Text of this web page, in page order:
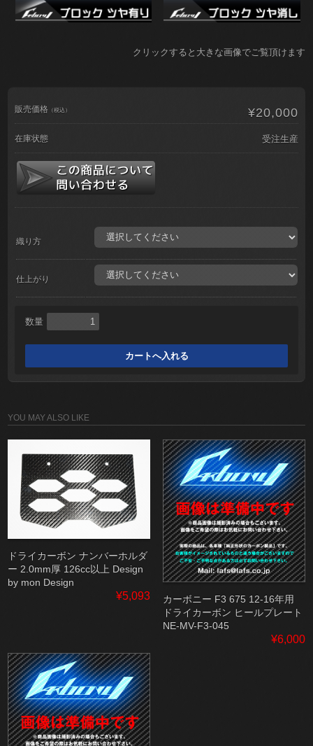
クリックすると大きな画像でご覧頂けます
販売価格 （税込） ¥20,000
在庫状態 受注生産
織り方
仕上がり
数量
YOU MAY ALSO LIKE
ドライカーボン ナンバーホルダ
ー 2.0mm厚 126cc以上 Design
by mon Design
¥5,093
カーボニー F3 675 12-16年用
ドライカーボン ヒールプレート
NE-MV-F3-045
¥6,000